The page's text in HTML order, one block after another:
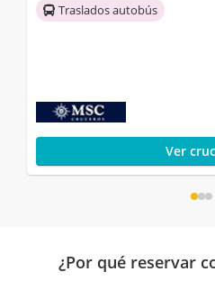
Traslados autobús
Ver
¿Por qué reservar